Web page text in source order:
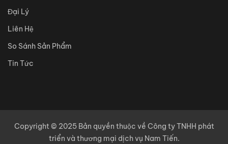
Đại Lý
Liên Hệ
So Sánh Sản Phẩm
Tin Tức
Copyright © 2025 Bản quyền thuộc về Công ty TNHH phát
triển và thương mại dịch vụ Nam Tiến.